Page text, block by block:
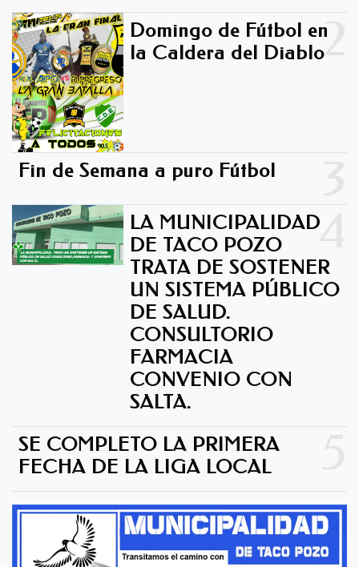
2
Domingo de Fútbol en
la Caldera del Diablo -
Fin de Semana a puro Fútbol
4
LA MUNICIPALIDAD
DE TACO POZO
TRATA DE SOSTENER
UN SISTEMA PÚBLICO
DE SALUD.
CONSULTORIO
FARMACIA
CONVENIO CON
SALTA.
SE COMPLETO LA PRIMERA
FECHA DE LA LIGA LOCAL